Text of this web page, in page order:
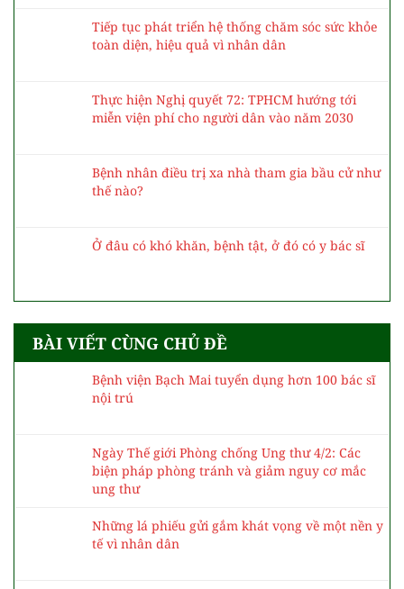
Tiếp tục phát triển hệ thống chăm sóc sức khỏe
toàn diện, hiệu quả vì nhân dân
Thực hiện Nghị quyết 72: TPHCM hướng tới
miễn viện phí cho người dân vào năm 2030
Bệnh nhân điều trị xa nhà tham gia bầu cử như
thế nào?
Ở đâu có khó khăn, bệnh tật, ở đó có y bác sĩ
BÀI VIẾT CÙNG CHỦ ĐỀ
Bệnh viện Bạch Mai tuyển dụng hơn 100 bác sĩ
nội trú
Ngày Thế giới Phòng chống Ung thư 4/2: Các
biện pháp phòng tránh và giảm nguy cơ mắc
ung thư
Những lá phiếu gửi gắm khát vọng về một nền y
tế vì nhân dân